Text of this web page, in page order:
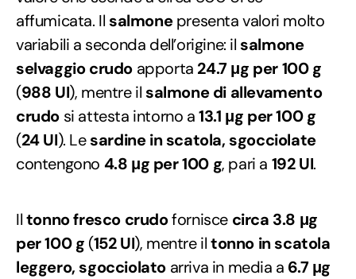
affumicata. Il salmonepresenta valori molto
variabili a seconda dell’origine: il salmone
selvaggio crudo apporta 24.7 μg per 100 g
(988 UI), mentre il salmone di allevamento
crudo si attesta intorno a13.1 μg per 100 g
(24 UI). Lesardine in scatola, sgocciolate
contengono 4.8 μg per 100 g, pari a 192 UI.
Iltonno fresco crudofornisce circa 3.8 μg
per 100 g (152 UI), mentre iltonno in scatola
leggero, sgocciolato arriva in media a 6.7 μg